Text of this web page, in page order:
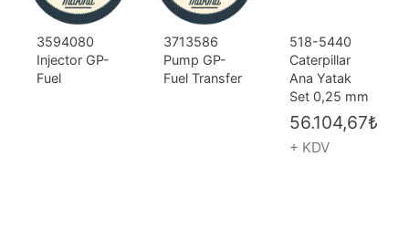
3594080
Injector GP-
Fuel
3713586
Pump GP-
Fuel Transfer
518-5440
Caterpillar
Ana Yatak
Set 0,25 mm
56.104,67₺
+ KDV